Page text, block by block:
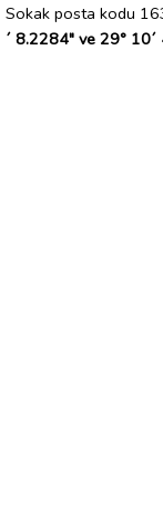
Sokak posta kodu
´ 8.2284" ve 29°